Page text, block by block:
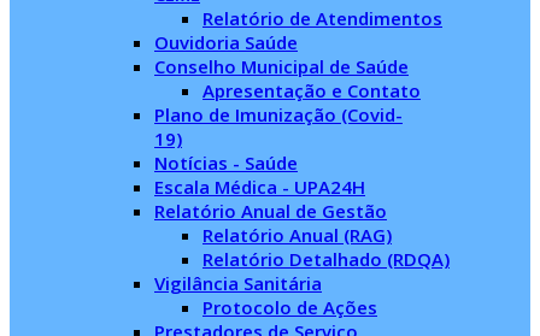
Relatório de Atendimentos
Ouvidoria Saúde
Conselho Municipal de Saúde
Apresentação e Contato
Plano de Imunização (Covid-
19)
Notícias - Saúde
Escala Médica - UPA24H
Relatório Anual de Gestão
Relatório Anual (RAG)
Relatório Detalhado (RDQA)
Vigilância Sanitária
Protocolo de Ações
Prestadores de Serviço